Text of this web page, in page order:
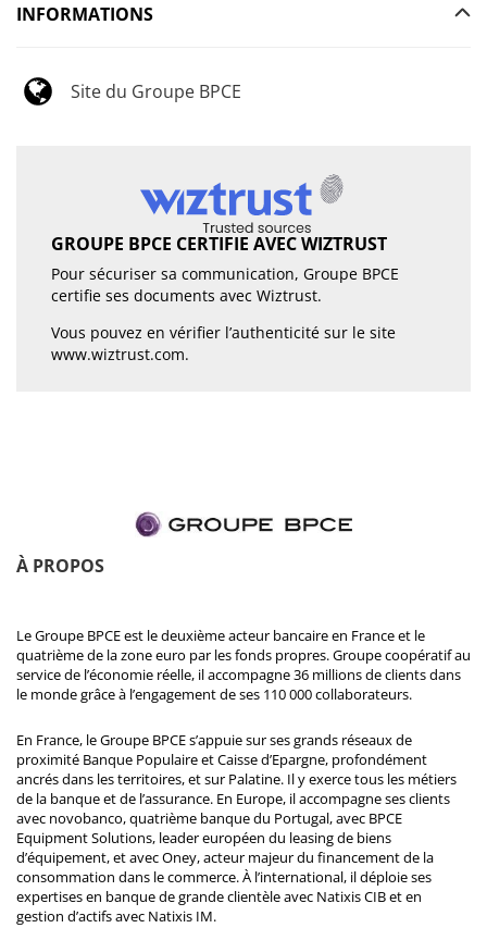
INFORMATIONS
Site du Groupe BPCE
GROUPE BPCE CERTIFIE AVEC WIZTRUST
Pour sécuriser sa communication, Groupe BPCE
certifie ses documents avec Wiztrust.
Vous pouvez en vérifier l’authenticité sur le site
www.wiztrust.com.
À PROPOS
Le Groupe BPCE est le deuxième acteur bancaire en France et le
quatrième de la zone euro par les fonds propres. Groupe coopératif au
service de l’économie réelle, il accompagne 36 millions de clients dans
le monde grâce à l’engagement de ses 110 000 collaborateurs.
En France, le Groupe BPCE s’appuie sur ses grands réseaux de
proximité Banque Populaire et Caisse d’Epargne, profondément
ancrés dans les territoires, et sur Palatine. Il y exerce tous les métiers
de la banque et de l’assurance. En Europe, il accompagne ses clients
avec novobanco, quatrième banque du Portugal, avec BPCE
Equipment Solutions, leader européen du leasing de biens
d’équipement, et avec Oney, acteur majeur du financement de la
consommation dans le commerce. À l’international, il déploie ses
expertises en banque de grande clientèle avec Natixis CIB et en
gestion d’actifs avec Natixis IM.